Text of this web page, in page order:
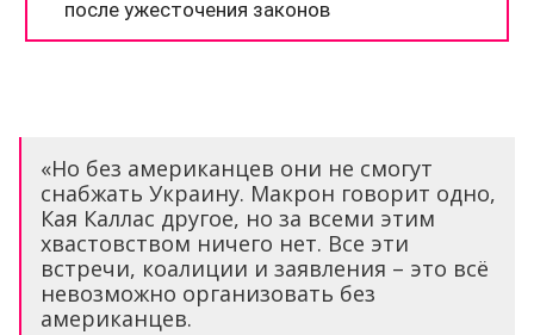
«Но без американцев они не смогут
снабжать Украину. Макрон говорит одно,
Кая Каллас другое, но за всеми этим
хвастовством ничего нет. Все эти
встречи, коалиции и заявления – это всё
невозможно организовать без
американцев.